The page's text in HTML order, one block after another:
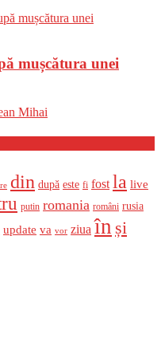
mușcătura unei
Mihai
din după este fi fost la live
putin romania români rusia
update va vor ziua în și